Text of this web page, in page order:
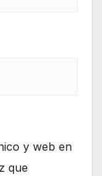
y web en
que